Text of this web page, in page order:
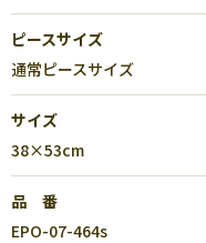
ピースサイズ
通常ピースサイズ
サイズ
38×53cm
品 番
EPO-07-464s